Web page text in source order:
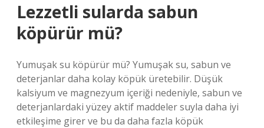
Lezzetli sularda sabun
köpürür mü?
Yumuşak su köpürür mü? Yumuşak su, sabun ve
deterjanlar daha kolay köpük üretebilir. Düşük
kalsiyum ve magnezyum içeriği nedeniyle, sabun ve
deterjanlardaki yüzey aktif maddeler suyla daha iyi
etkileşime girer ve bu da daha fazla köpük